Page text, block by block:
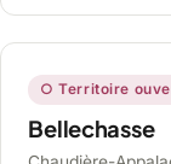
○ Territoire
Bellechasse